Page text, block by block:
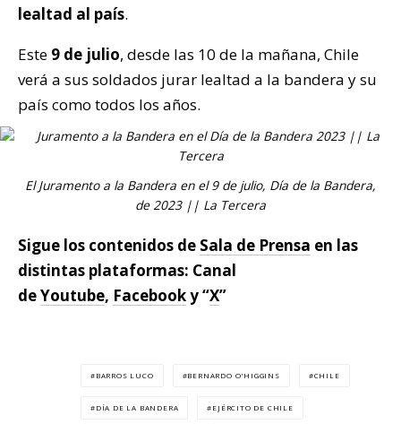
lealtad al país.
Este 9 de julio, desde las 10 de la mañana, Chile
verá a sus soldados jurar lealtad a la bandera y su
país como todos los años.
El Juramento a la Bandera en el 9 de julio, Día de la Bandera,
de 2023 || La Tercera
Sigue los contenidos de Sala de Prensa en las
distintas plataformas: Canal
deYoutube, Facebooky “X”
BARROS LUCO BERNARDO O'HIGGINS CHILE
DÍA DE LA BANDERA EJÉRCITO DE CHILE